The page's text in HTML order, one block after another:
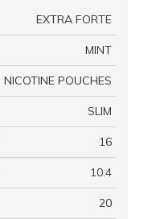
EXTRA FORTE
MINT
NICOTINE POUCHES
SLIM
16
10.4
20